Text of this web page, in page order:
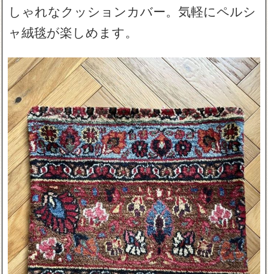
しゃれなクッションカバー。気軽にペルシ
ャ絨毯が楽しめます。